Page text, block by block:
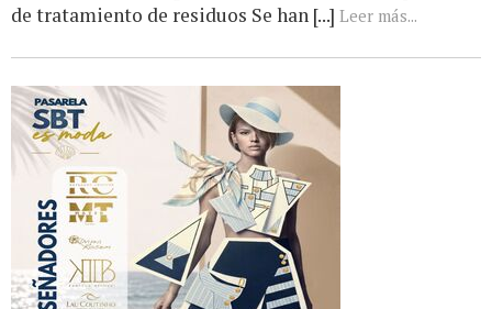
de tratamiento de residuos Se han [...] Leer más...